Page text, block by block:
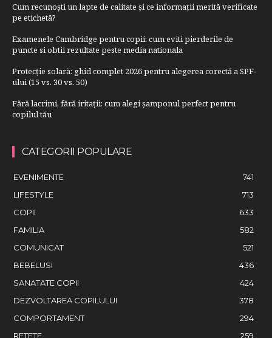
Cum recunoști un lapte de calitate și ce informații merită verificate
pe etichetă?
Examenele Cambridge pentru copii: cum eviti pierderile de
puncte si obtii rezultate peste media nationala
Protecție solară: ghid complet 2026 pentru alegerea corectă a SPF-
ului (15 vs. 30 vs. 50)
Fără lacrimi, fără iritații: cum alegi șamponul perfect pentru
copilul tău
CATEGORII POPULARE
EVENIMENTE
741
LIFESTYLE
713
COPII
633
FAMILIA
582
COMUNICAT
521
BEBELUSI
436
SANATATE COPII
424
DEZVOLTAREA COPILULUI
378
COMPORTAMENT
294
RETETE
259